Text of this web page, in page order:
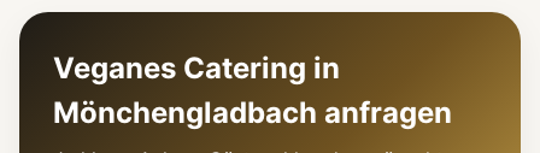
Veganes Catering in
Mönchengladbach anfragen